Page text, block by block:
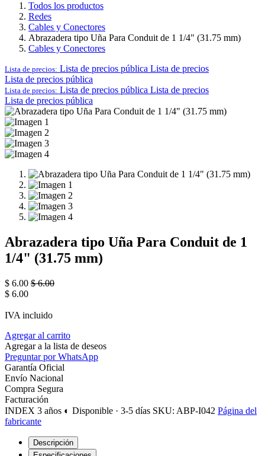
Todos los productos
Redes
Cables y Conectores
Abrazadera tipo Uña Para Conduit de 1 1/4" (31.75 mm)
Cables y Conectores
Lista de precios: Lista de precios pública Lista de precios
Lista de precios pública
Lista de precios: Lista de precios pública Lista de precios
Lista de precios pública
Abrazadera tipo Uña Para Conduit de 1
1/4" (31.75 mm)
$ 6.00 $6.00
$ 6.00
IVA incluido
Agregar al carrito
Agregar a la lista de deseos
Preguntar por WhatsApp
Garantía Oficial
Envío Nacional
Compra Segura
Facturación
INDEX 3 años ◐ Disponible · 3-5 días SKU: ABP-I042 Página del
fabricante
Descripción